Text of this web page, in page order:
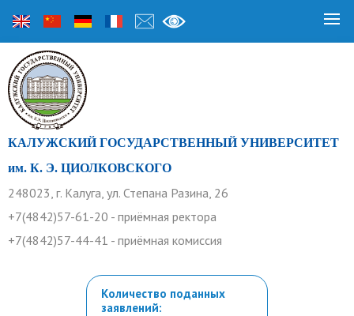
КАЛУЖСКИЙ ГОСУДАРСТВЕННЫЙ УНИВЕРСИТЕТ
им. К. Э. ЦИОЛКОВСКОГО
248023, г. Калуга, ул. Степана Разина, 26
+7(4842)57-61-20 - приёмная ректора
+7(4842)57-44-41 - приёмная комиссия
Количество поданных
заявлений: